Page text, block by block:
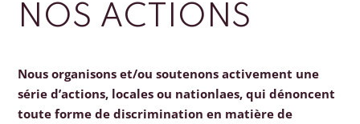
NOS ACTIONS
Nous organisons et/ou soutenons activement une
série d’actions, locales ou nationlaes, qui dénoncent
toute forme de discrimination en matière de